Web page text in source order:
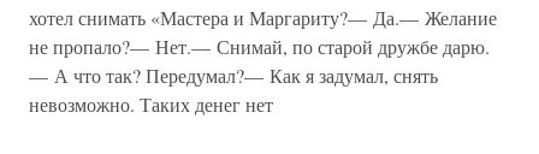
хотел снимать «Мастера и Маргариту?— Да.— Желание
не пропало?— Нет.— Снимай, по старой дружбе дарю.
— А что так? Передумал?— Как я задумал, снять
невозможно. Таких денег нет